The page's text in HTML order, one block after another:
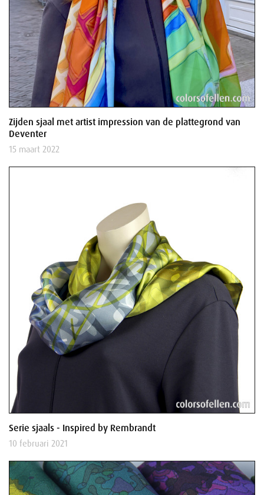
Zijden sjaal met artist impression van de plattegrond van
Deventer
15 maart 2022
Serie sjaals - Inspired by Rembrandt
10 februari 2021